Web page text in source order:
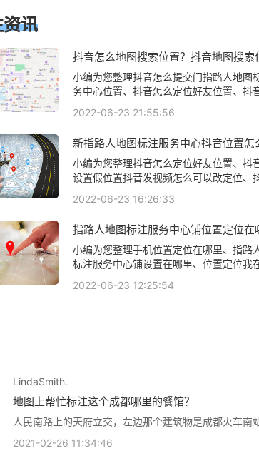
讯
抖音怎么地图搜索位置？抖音地图搜索
小编为您整理抖音怎么提交门指路人地图
务中心位置、抖音怎么定位好友位置、抖
设置假位置、抖音怎么设置假位置抖音发
方正文！
2022-06-23 21:55:56
新指路人地图标注服务中心抖音位置怎
中心？
小编为您整理抖音怎么定位好友位置、抖
设置假位置抖音发视频怎么可以改定位、
果手机抖音位置怎么设置自动定位相关地
2022-06-23 16:26:33
指路人地图标注服务中心铺位置定位在
小编为您整理手机位置定位在哪里、指路
标注服务中心铺设置在哪里、位置定位我
哪里指路人地图标注服务中心铺名称、怎
2022-06-23 12:25:54
LindaSmith.
地图上帮忙标注这个成都哪里的餐馆？
人民南路上的天府立交，左边那个建筑物是成都火车南站
2021-02-26 11:34:46